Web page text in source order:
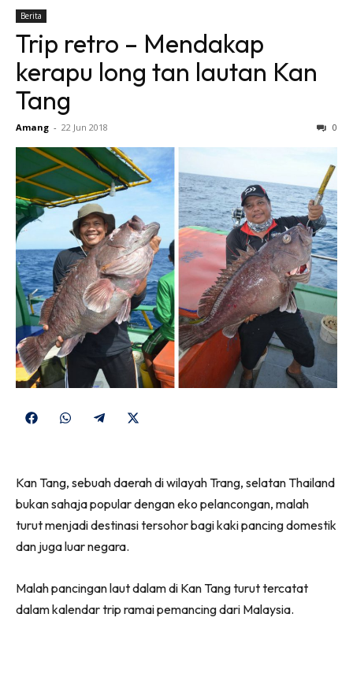
Berita
Trip retro – Mendakap
kerapu long tan lautan Kan
Tang
Amang - 22 Jun 2018 0
Share
Share
Share
(Twitter)
Kan Tang, sebuah daerah di wilayah Trang, selatan Thailand
bukan sahaja popular dengan eko pelancongan, malah
turut menjadi destinasi tersohor bagi kaki pancing domestik
dan juga luar negara.
Malah pancingan laut dalam di Kan Tang turut tercatat
dalam kalendar trip ramai pemancing dari Malaysia.